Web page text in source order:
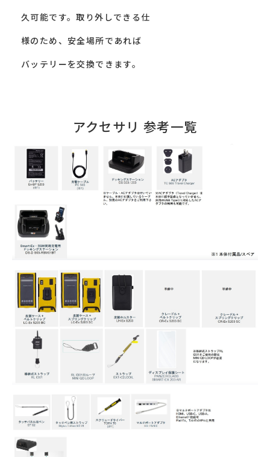
久可能です。取り外しできる仕
様のため、安全場所であれば
バッテリーを交換できます。
アクセサリ 参考一覧